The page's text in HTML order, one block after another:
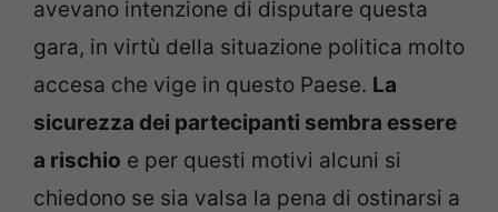
avevano intenzione di disputare questa
gara, in virtù della situazione politica molto
accesa che vige in questo Paese. La
sicurezza dei partecipanti sembra essere
a rischio e per questi motivi alcuni si
chiedono se sia valsa la pena di ostinarsi a